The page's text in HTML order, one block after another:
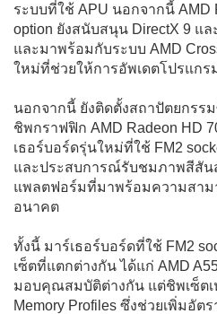
ระบบที่ใช้ APU นอกจากนี้ AMD
option ยังสนับสนุน DirectX 9 แล
และมาพร้อมกับระบบ AMD
ใหม่ที่ช่วยให้การอัพเดตโปรแกร
นอกจากนี้ ยังติดตั้งสถาปัตยกรร
ชิพกราฟฟิก AMD Radeon HD
เธอร์บอร์ดรุ่นใหม่ที่ใช้ FM2
และประสบการณ์รับชมภาพสีสัน
แพลตฟอร์มที่มาพร้อมความสาม
อนาคต
ทั้งนี้ มาร์เธอร์บอร์ดที่ใช้ FM2
เซ็ตที่แตกต่างกัน ได้แก่ AMD
มอบคุณสมบัติต่างกัน แต่ชิพเซ็ตเ
Memory Profiles ซึ่งช่วยเพิ่มอั